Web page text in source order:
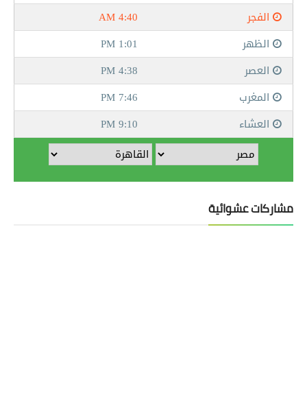
مشاركات عشوائية